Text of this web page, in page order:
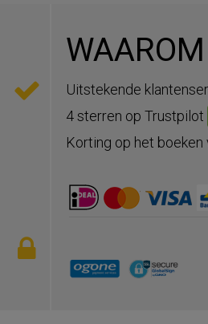
Uitstekende
4 sterren op Trustpilot
Korting op het boeken